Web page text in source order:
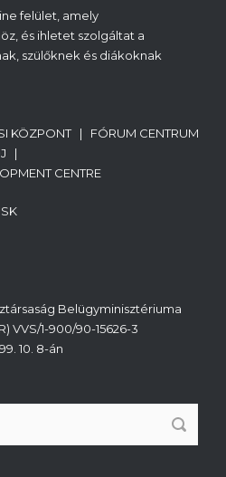
felület, amely
és ihletet szolgáltat a
szülőknek és diákoknak
KÖZPONT | FÓRUM CENTRUM
|
CENTRE
Belügyminisztériuma
VVS/1-900/90-15626-3
10. 8-án